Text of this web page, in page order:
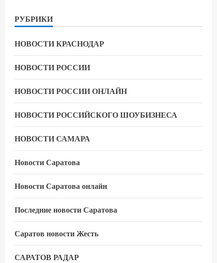
РУБРИКИ
НОВОСТИ КРАСНОДАР
НОВОСТИ РОССИИ
НОВОСТИ РОССИИ ОНЛАЙН
НОВОСТИ РОССИЙСКОГО ШОУБИЗНЕСА
НОВОСТИ САМАРА
Новости Саратова
Новости Саратова онлайн
Последние новости Саратова
Саратов новости Жесть
САРАТОВ РАДАР